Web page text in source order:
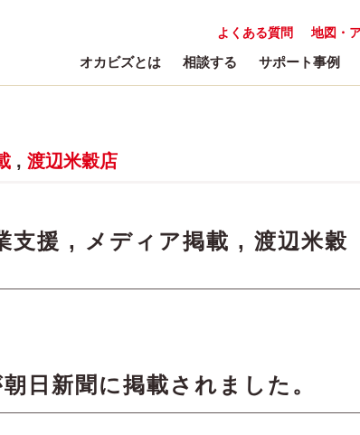
地図・
よくある質問
オカビズとは 相談する サポート事例
, 渡辺米穀店
支援 , メディア掲載 , 渡辺米穀
日新聞に掲載されました。